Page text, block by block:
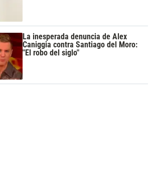
La inesperada denuncia de Alex
Caniggia contra Santiago del Moro:
"El robo del siglo"